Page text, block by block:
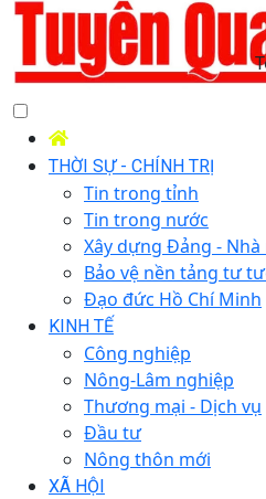
THỜI SỰ - CHÍNH TRỊ
Tin trong tỉnh
Tin trong nước
Xây dựng Đảng - Nhà
Bảo vệ nền tảng tư
Đạo đức Hồ Chí Minh
KINH TẾ
Công nghiệp
Nông-Lâm nghiệp
Thương mại - Dịch vụ
Đầu tư
Nông thôn mới
XÃ HỘI